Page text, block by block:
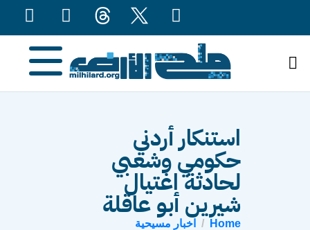
استنكار أردني
حكومي وشعبي
لحادثة اغتيال
شيرين أبو عاقلة
Home
اخبار مسيحية